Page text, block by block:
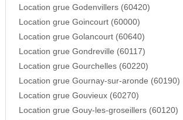
Location grue Godenvillers (60420)
Location grue Goincourt (60000)
Location grue Golancourt (60640)
Location grue Gondreville (60117)
Location grue Gourchelles (60220)
Location grue Gournay-sur-aronde (60190)
Location grue Gouvieux (60270)
Location grue Gouy-les-groseillers (60120)